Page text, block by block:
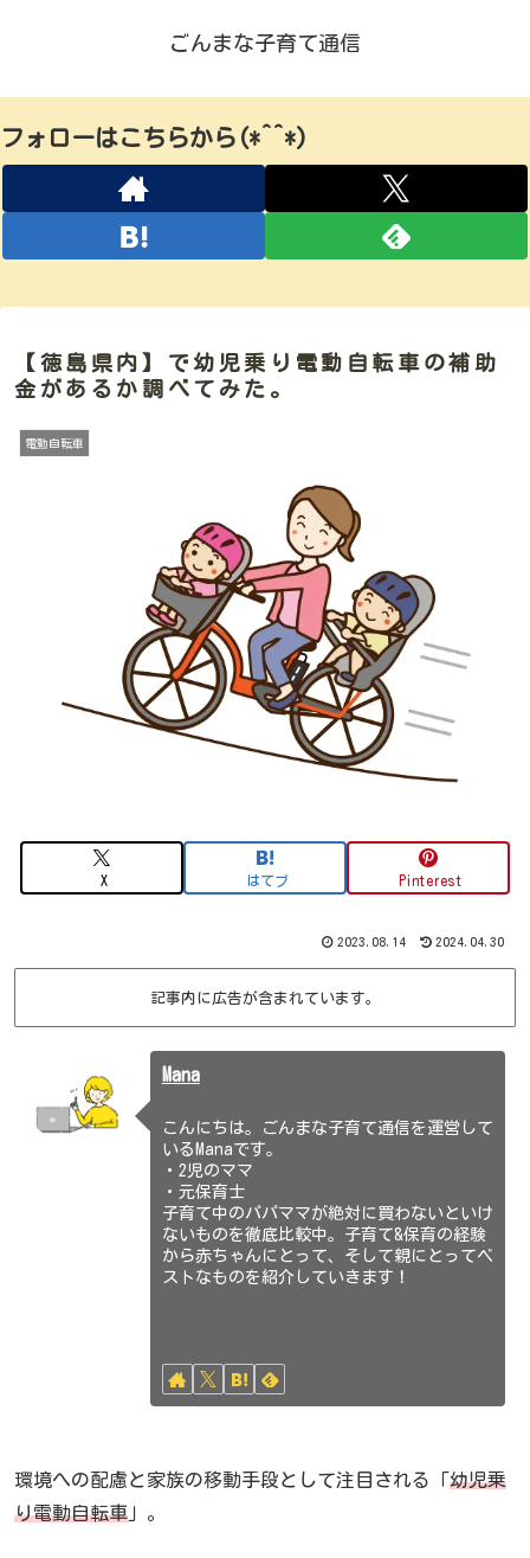
ごんまな子育て通信
フォローはこちらから(*^^*)
【徳島県内】で幼児乗り電動自転車の補助
金があるか調べてみた。
電動自転車
X はてブ Pinterest
2023.08.14 2024.04.30
記事内に広告が含まれています。
Mana
こんにちは。ごんまな子育て通信を運営して
いるManaです。
・2児のママ
・元保育士
子育て中のパパママが絶対に買わないといけ
ないものを徹底比較中。子育て&保育の経験
から赤ちゃんにとって、そして親にとってベ
ストなものを紹介していきます！
環境への配慮と家族の移動手段として注目される「幼児乗
り電動自転車 」。